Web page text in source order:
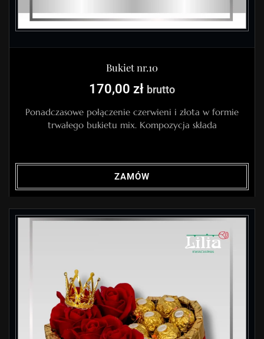
Bukiet nr.10
170,00 zł brutto
Ponadczasowe połączenie czerwieni i złota w formie
trwałego bukietu mix. Kompozycja składa
ZAMÓW